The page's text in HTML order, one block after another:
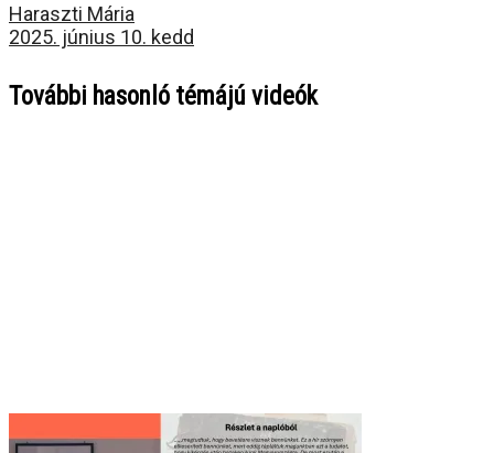
Haraszti Mária
2025. június 10. kedd
További hasonló témájú videók